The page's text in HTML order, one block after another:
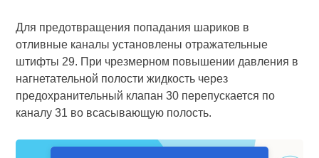
Для предотвращения попадания шариков в
отливные каналы установлены отражательные
штифты 29. При чрезмерном повышении давления в
нагнетательной полости жидкость через
предохранительный клапан 30 перепускается по
каналу 31 во всасывающую полость.